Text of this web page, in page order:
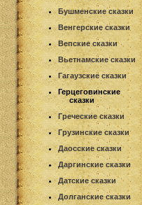
Бушменские сказки
Венгерские сказки
Вепские сказки
Вьетнамские сказки
Гагаузские сказки
Герцеговинские
сказки
Греческие сказки
Грузинские сказки
Даосские сказки
Даргинские сказки
Датские сказки
Долганские сказки